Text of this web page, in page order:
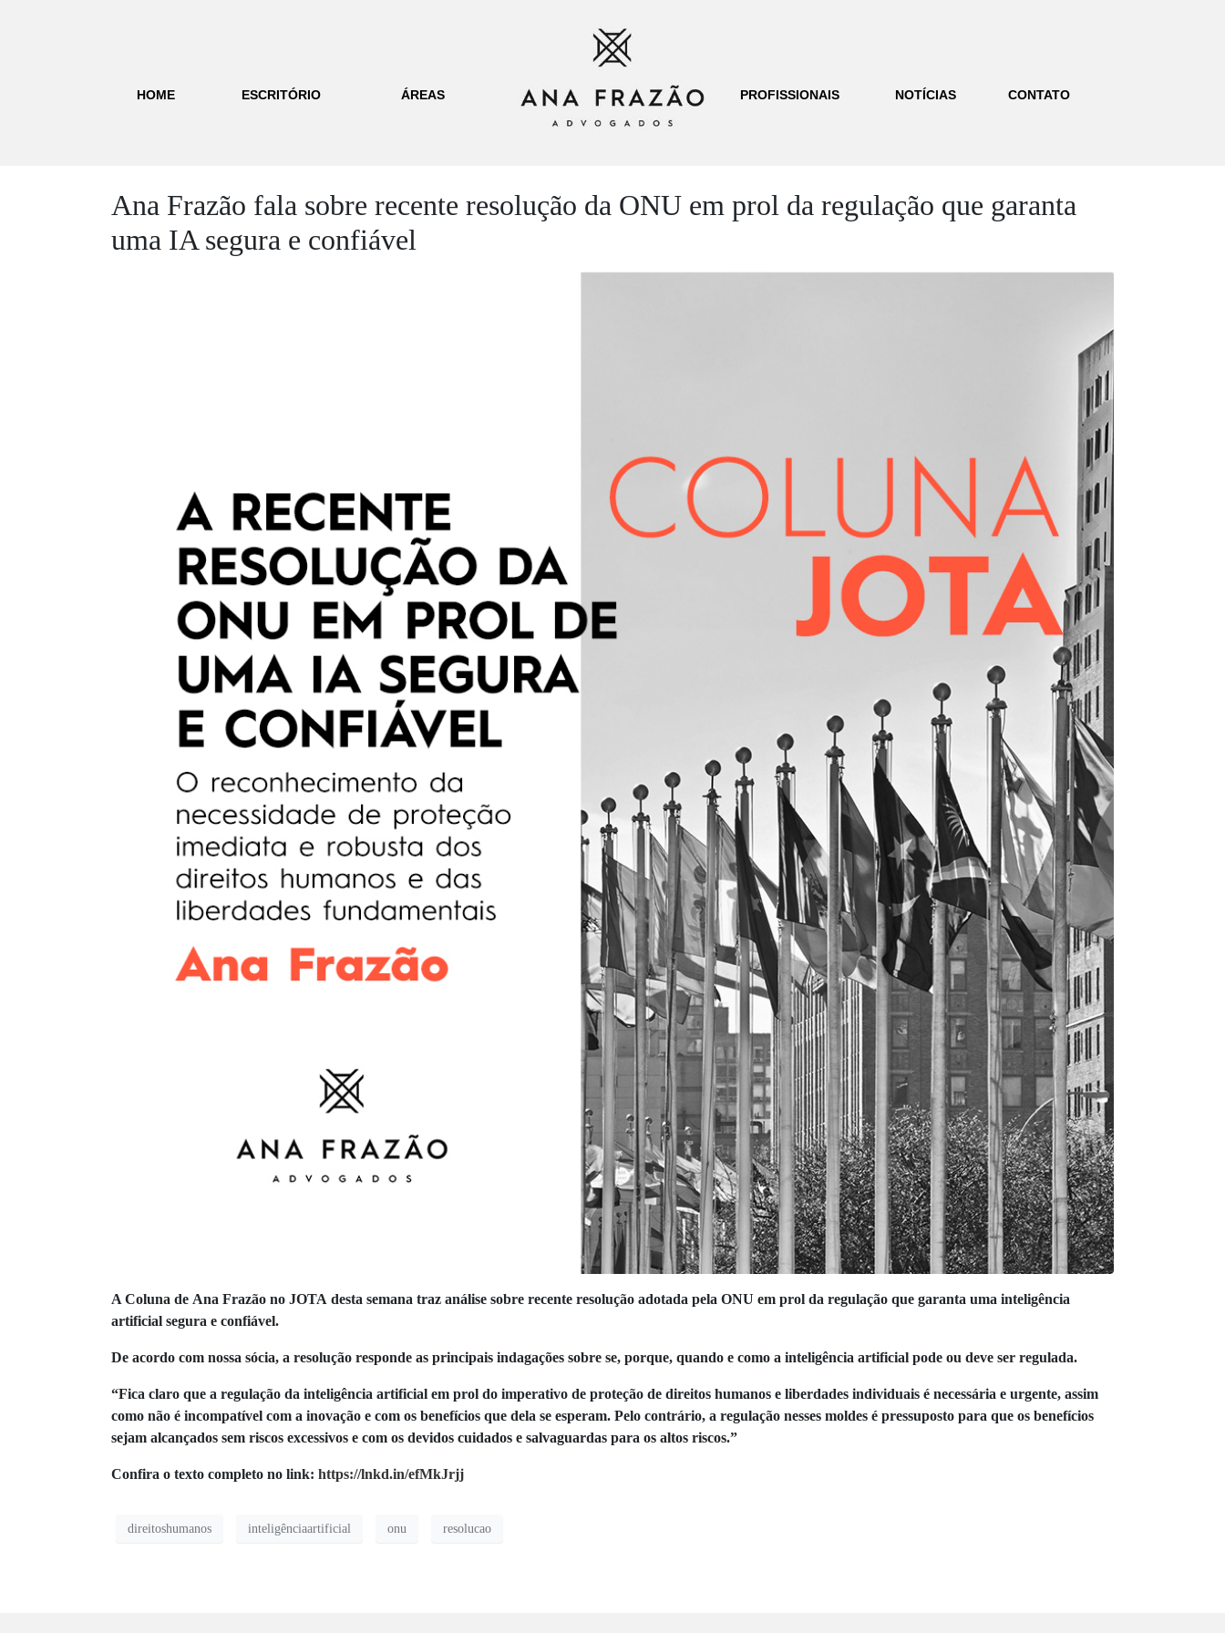
HOME ESCRITÓRIO ÁREAS PROFISSIONAIS NOTÍCIAS CONTATO
Ana Frazão fala sobre recente resolução da ONU em prol da regulação que garanta
uma IA segura e confiável
A Coluna de Ana Frazão no JOTA desta semana traz análise sobre recente resolução adotada pela ONU em prol da regulação que garanta uma inteligência
artificial segura e confiável.
De acordo com nossa sócia, a resolução responde as principais indagações sobre se, porque, quando e como a inteligência artificial pode ou deve ser regulada.
“Fica claro que a regulação da inteligência artificial em prol do imperativo de proteção de direitos humanos e liberdades individuais é necessária e urgente, assim
como não é incompatível com a inovação e com os benefícios que dela se esperam. Pelo contrário, a regulação nesses moldes é pressuposto para que os benefícios
sejam alcançados sem riscos excessivos e com os devidos cuidados e salvaguardas para os altos riscos.”
Confira o texto completo no link: https://lnkd.in/efMkJrjj
direitoshumanos inteligênciaartificial onu resolucao